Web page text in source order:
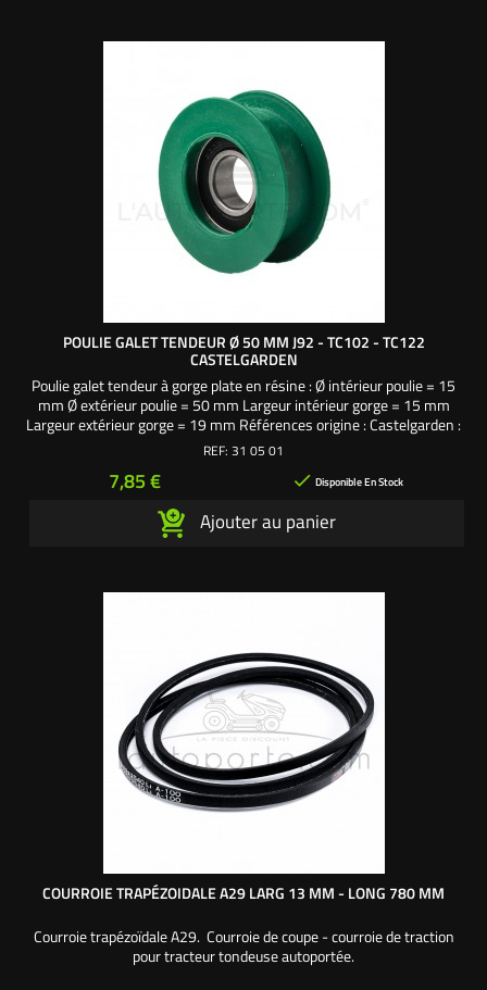
POULIE GALET TENDEUR Ø 50 MM J92 - TC102 - TC122
CASTELGARDEN
Poulie galet tendeur à gorge plate en résine : Ø intérieur poulie = 15
mm Ø extérieur poulie = 50 mm Largeur intérieur gorge = 15 mm
Largeur extérieur gorge = 19 mm Références origine : Castelgarden :
25601558/2 - 225601570/0
REF: 31 05 01
Prix
7,85 €  Disponible En Stock
Ajouter au panier
COURROIE TRAPÉZOIDALE A29 LARG 13 MM - LONG 780 MM
Courroie trapézoïdale A29. Courroie de coupe - courroie de traction
pour tracteur tondeuse autoportée.